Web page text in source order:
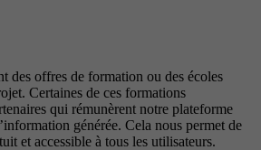
des offres de formation ou des écoles
Certaines de ces formations
qui rémunèrent notre plateforme
générée. Cela nous permet de
et accessible à tous les utilisateurs.